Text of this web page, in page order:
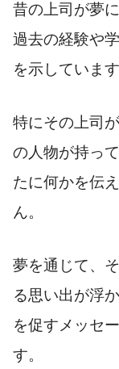
昔の上司が夢
過去の経験や
を示しています
特にその上司
の人物が持っ
たに何かを伝
ん。
夢を通じて、
る思い出が浮
を促すメッセ
す。